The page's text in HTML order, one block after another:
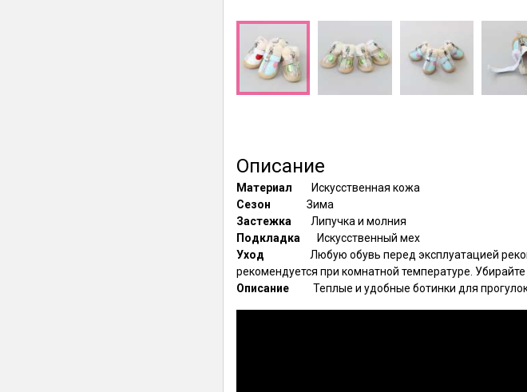
Описание
Материал
Искусственная кожа
Сезон Зима
Застежка Липучка и молния
Подкладка
Искусственный мех
Уход
Любую обувь перед эксплуатацией
рекомендуется при комнатной температуре.
Описание
Теплые и удобные ботинки для